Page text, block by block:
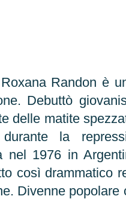
Randon è
Debuttò
delle matite
durante la
nel 1976 in
così drammatico
Divenne popolare